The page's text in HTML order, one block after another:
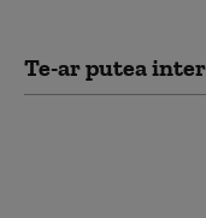
Te-ar putea